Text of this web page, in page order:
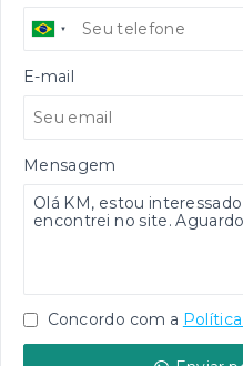
E-mail
Mensagem
Concordo com a